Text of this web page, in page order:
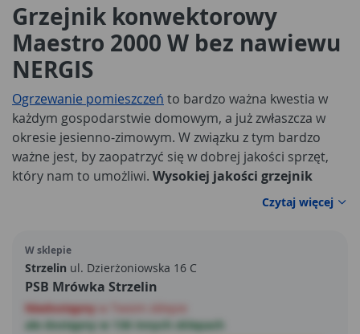
Grzejnik konwektorowy
Maestro 2000 W bez nawiewu
NERGIS
Ogrzewanie pomieszczeń to bardzo ważna kwestia w
każdym gospodarstwie domowym, a już zwłaszcza w
okresie jesienno-zimowym. W związku z tym bardzo
ważne jest, by zaopatrzyć się w dobrej jakości sprzęt,
który nam to umożliwi. Wysokiej jakości grzejnik
równomiernie rozprowadzi
ciepło po pomieszczeniu, skutecznie je ogrzewając. Jego
Produkt oferowany jest przez markę Nergis, która
cieszy się dużym zaufaniem nawet najbardziej
wymagających klientów.
Czytaj więcej
W sklepie
Strzelin ul. Dzierżoniowska 16 C
PSB Mrówka Strzelin
Niedostępny
ale dostępny w 136 innych sklepach